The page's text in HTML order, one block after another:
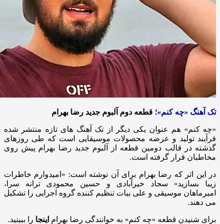
تک آهنگ «چه کنم»؛ قطعه دوم آلبوم جدید رضا بهرام
«چه کنم» هم عنوان یکی دیگر از تک آهنگ های تازه منتشر شده
فرآیند تولید و عرضه محصولات موسیقایی است که طی روزهای
گذشته در قالب دومین قطعه از آلبوم جدید رضا بهرام پیش روی
مخاطبان قرار گرفته است.
در این اثر که رضا بهرام برای آن نوشته است: «امیدوارم خاطرات
زیبا بسازید» سجاد خیرآبادی و حسین محمودی ترانه سرا،
امیرماهان موسیقی و علی بیات تنظیم کننده گروه اجرایی را تشکیل
می دهند.
برای شنیدن قطعه «چه کنم» به خوانندگی رضا بهرام اینجا را ببینید.